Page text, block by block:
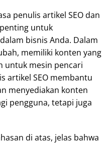
penulis artikel SEO dan
untuk
bisnis Anda. Dalam
memiliki konten yang
untuk mesin pencari
artikel SEO membantu
menyediakan konten
pengguna, tetapi juga
di atas, jelas bahwa